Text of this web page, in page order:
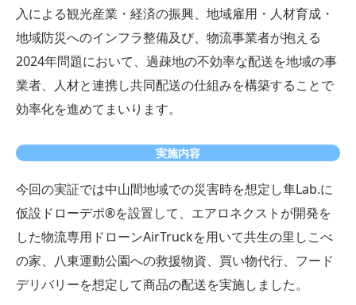
入による観光産業・経済の振興、地域雇用・人材育成・
地域防災へのインフラ整備及び、物流事業者が抱える
2024年問題において、過疎地の不効率な配送を地域の事
業者、人材と連携し共同配送の仕組みを構築することで
効率化を進めてまいります。
実施内容
今回の実証では中山間地域での災害時を想定し隼Lab.に
仮設ドローデポ®︎を設置して、エアロネクストが開発を
した物流専用ドローンAirTruckを用いて共生の里しこべ
の家、八東運動公園への救援物資、買い物代行、フード
デリバリーを想定して商品の配送を実施しました。